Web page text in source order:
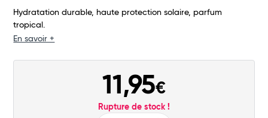
Total
Hydratation durable, haute protection solaire, parfum
tropical.
En savoir +
11,95€
Rupture de stock !